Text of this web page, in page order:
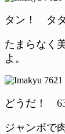
タン！ タタ
たまらなく
よ。
どうだ！
ジャンボで